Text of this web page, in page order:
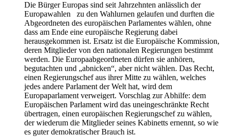
Die Bürger Europas sind seit Jahrzehnten anlässlich der
Europawahlen zu den Wahlurnen gelaufen und durften die
Abgeordneten des europäischen Parlamentes wählen, ohne
dass am Ende eine europäische Regierung dabei
herausgekommen ist. Ersatz ist die Europäische Kommission,
deren Mitglieder von den nationalen Regierungen bestimmt
werden. Die Europaabgeordneten dürfen sie anhören,
begutachten und „abnicken“, aber nicht wählen. Das Recht,
einen Regierungschef aus ihrer Mitte zu wählen, welches
jedes andere Parlament der Welt hat, wird dem
Europaparlament verweigert. Vorschlag zur Abhilfe: dem
Europäischen Parlament wird das uneingeschränkte Recht
übertragen, einen europäischen Regierungschef zu wählen,
der wiederum die Mitglieder seines Kabinetts ernennt, so wie
es guter demokratischer Brauch ist.